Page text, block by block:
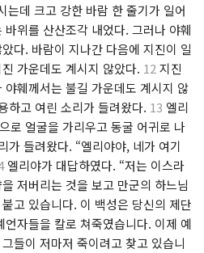
는데 크고 강한 바람 한 줄기가 일어
위를 산산조각 내었다. 그러나 야훼
다. 바람이 지나간 다음에 지진이 일
가운데도 계시지 않았다. 12 지진
훼께서는 불길 가운데도 계시지 않
하고 여린 소리가 들려왔다. 13 엘리
로 얼굴을 가리우고 동굴 어귀로 나
가 들려왔다. “엘리야야, 네가 여기
엘리야가 대답하였다. “저는 이스라
저버리는 것을 보고 만군의 하느님
고 있습니다. 이 백성은 당신의 제단
자들을 칼로 쳐죽였습니다. 이제 예
들이 저마저 죽이려고 찾고 있습니